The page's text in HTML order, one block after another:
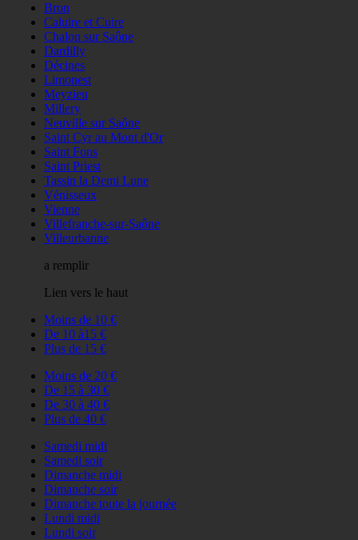
Bron
Caluire et Cuire
Chalon sur Saône
Dardilly
Décines
Limonest
Meyzieu
Millery
Neuville sur Saône
Saint Cyr au Mont d'Or
Saint Fons
Saint Priest
Tassin la Demi Lune
Vénisseux
Vienne
Villefranche-sur-Saône
Villeurbanne
a remplir
Lien vers le haut
Moins de 10 €
De 10 à15 €
Plus de 15 €
Moins de 20 €
De 15 à 30 €
De 30 à 40 €
Plus de 40 €
Samedi midi
Samedi soir
Dimanche midi
Dimanche soir
Dimanche toute la journée
Lundi midi
Lundi soir